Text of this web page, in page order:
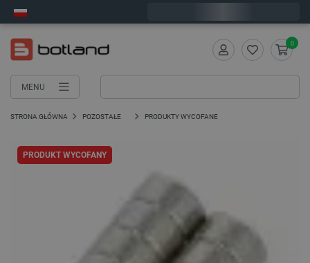
MENU
0
STRONA GŁÓWNA POZOSTAŁE PRODUKTY WYCOFANE
PRODUKT WYCOFANY